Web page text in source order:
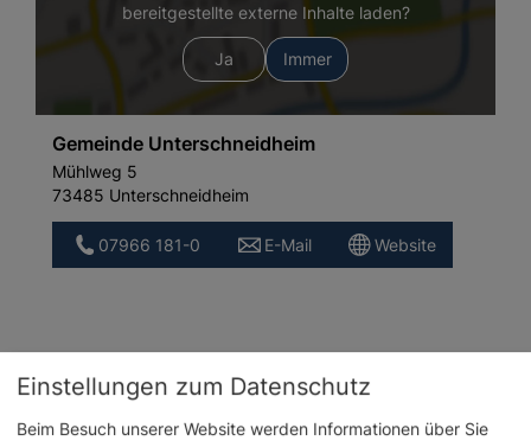
bereitgestellte externe Inhalte laden?
Ja Immer
Gemeinde Unterschneidheim
Mühlweg 5
73485 Unterschneidheim
07966 181-0 E-Mail Website
Einstellungen zum Datenschutz
Beim Besuch unserer Website werden Informationen über Sie